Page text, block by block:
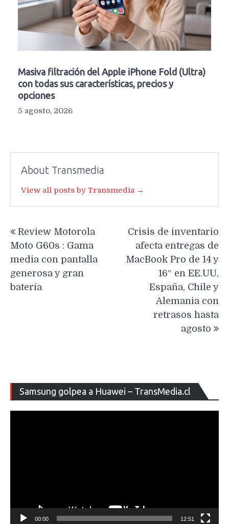
Masiva filtración del Apple iPhone Fold (Ultra)
con todas sus características, precios y
opciones
5 agosto, 2026
About Transmedia
View all posts by Transmedia →
de
entradas
Review Motorola
Moto G60s : Gama
media con pantalla
generosa y gran
batería
Crisis de inventario
afecta entregas de
MacBook Pro de 14 y
16″ en EE.UU,
España, Chile y
Alemania con
retrasos hasta
agosto
Samsung golpea a Huawei – TransMedia.cl
de
00:00 12:51